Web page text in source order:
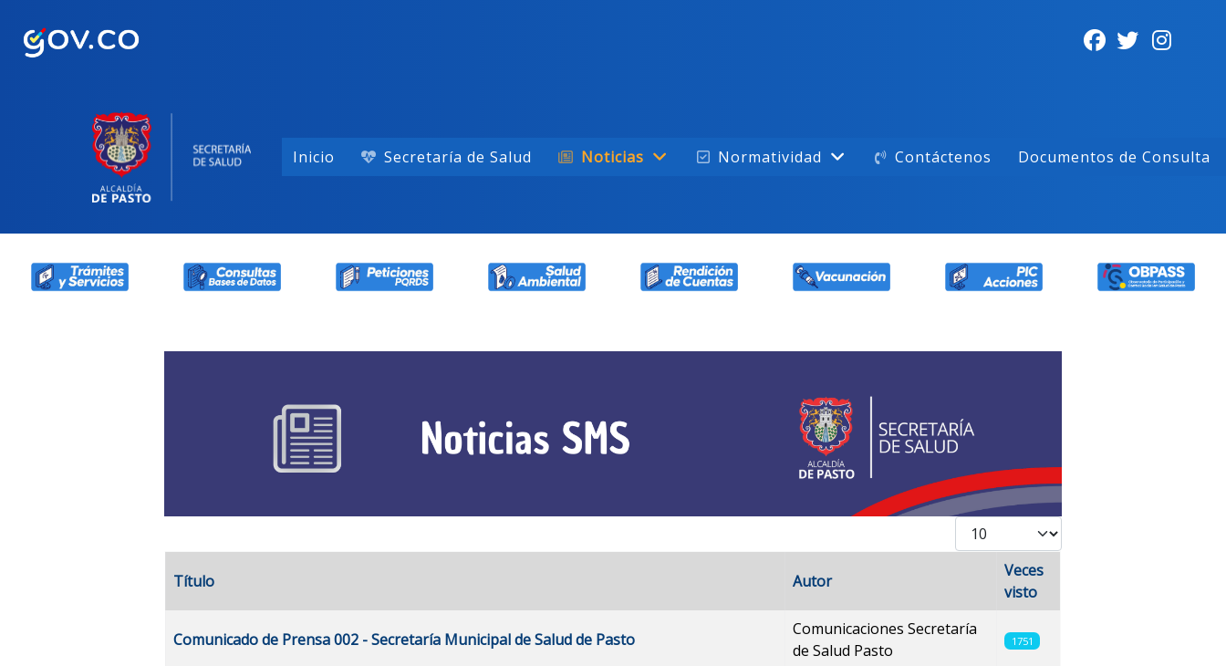
Inicio Secretaría de Salud Noticias Normatividad Contáctenos Documentos de Consulta
Cantidad
Título Autor
Veces
visto
Comunicado de Prensa 002 - Secretaría Municipal de Salud de Pasto
Comunicaciones Secretaría
de Salud Pasto
1751